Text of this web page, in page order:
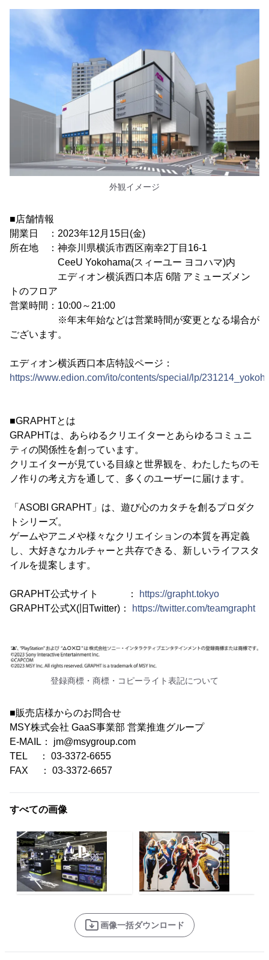
外観イメージ
■店舗情報
開業日 ：2023年12月15日(金)
所在地 ：神奈川県横浜市西区南幸2丁目16-1
CeeU Yokohama(スィーユー ヨコハマ)内
エディオン横浜西口本店 6階 アミューズメン
トのフロア
営業時間：10:00～21:00
※年末年始などは営業時間が変更となる場合が
ございます。
エディオン横浜西口本店特設ページ：
https://www.edion.com/ito/contents/special/lp/
■GRAPHTとは
GRAPHTは、あらゆるクリエイターとあらゆるコミュニ
ティの関係性を創っています。
クリエイターが見ている目線と世界観を、わたしたちのモ
ノ作りの考え方を通して、多くのユーザーに届けます。
「ASOBI GRAPHT」は、遊び心のカタチを創るプロダク
トシリーズ。
ゲームやアニメや様々なクリエイションの本質を再定義
し、大好きなカルチャーと共存できる、新しいライフスタ
イルを提案します。
GRAPHT公式サイト ：
https://grapht.tokyo
GRAPHT公式X(旧Twitter)：
https://twitter.com/teamgrapht
登録商標・商標・コピーライト表記について
■販売店様からのお問合せ
MSY株式会社 GaaS事業部 営業推進グループ
E-MAIL： jm@msygroup.com
TEL ： 03-3372-6655
FAX ： 03-3372-6657
すべての画像
画像一括ダウンロード